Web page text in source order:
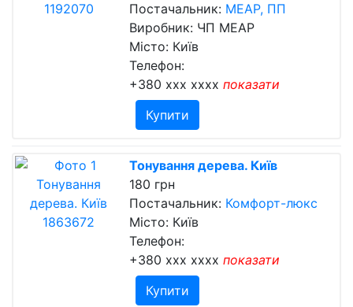
Постачальник: МЕАР, ПП
Виробник: ЧП МЕАР
Місто: Київ
Телефон:
+380 xxx xxxx показати
Купити
Тонування дерева. Київ
180 грн
Постачальник: Комфорт-люкс
Місто: Київ
Телефон:
+380 xxx xxxx показати
Купити